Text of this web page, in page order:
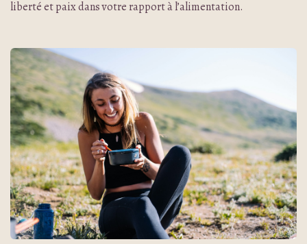
liberté et paix dans votre rapport à l’alimentation.